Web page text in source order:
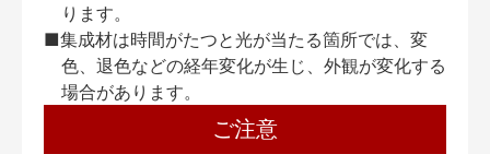
ります。
■集成材は時間がたつと光が当たる箇所では、変
色、退色などの経年変化が生じ、外観が変化する
場合があります。
ご注意